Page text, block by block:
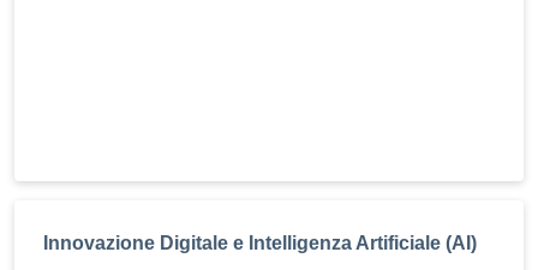
Innovazione Digitale e Intelligenza Artificiale (AI)